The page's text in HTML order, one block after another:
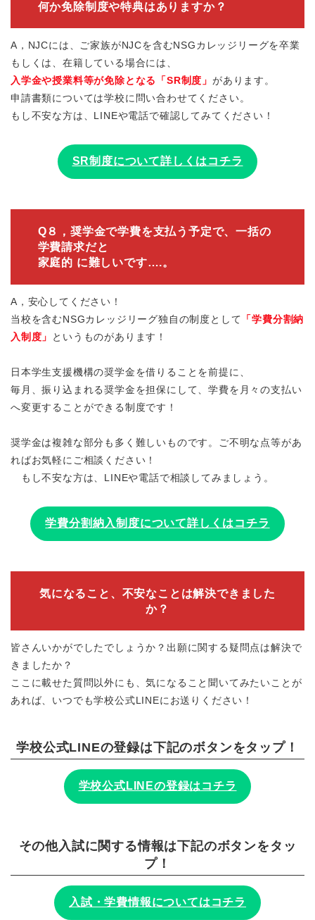
何か免除制度や特典はありますか？
A，NJCには、ご家族がNJCを含むNSGカレッジリーグを卒業
もしくは、在籍している場合には、
入学金や授業料等が免除となる「SR制度」 があります。
申請書類については学校に問い合わせてください。
もし不安な方は、LINEや電話で確認してみてください！
SR制度について詳しくはコチラ
Q８，奨学金で学費を支払う予定で、一括の
学費請求だと
家庭的 に難しいです….。
A，安心してください！
当校を含むNSGカレッジリーグ独自の制度として 「学費分割納
入制度」
というものがあります！
日本学生支援機構の奨学金を借りることを前提に、
毎月、振り込まれる奨学金を担保にして、学費を月々の支払い
へ変更することができる制度です！
奨学金は複雑な部分も多く難しいものです。ご不明な点等があ
ればお気軽にご相談ください！
もし不安な方は、LINEや電話で相談してみましょう。
学費分割納入制度について詳しくはコチラ
気になること、不安なことは解決できました
か？
皆さんいかがでしたでしょうか？出願に関する疑問点は解決で
きましたか？
ここに載せた質問以外にも、気になること聞いてみたいことが
あれば、いつでも学校公式LINEにお送りください！
学校公式LINEの登録は下記のボタンをタップ！
学校公式LINEの登録はコチラ
その他入試に関する情報は下記のボタンをタッ
プ！
入試・学費情報についてはコチラ